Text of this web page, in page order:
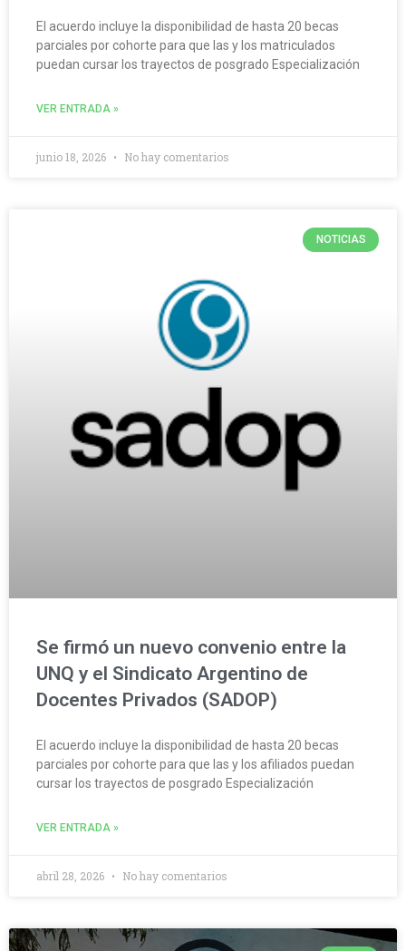
El acuerdo incluye la disponibilidad de hasta 20 becas
parciales por cohorte para que las y los matriculados
puedan cursar los trayectos de posgrado Especialización
VER ENTRADA »
junio 18, 2026 No hay comentarios
NOTICIAS
Se firmó un nuevo convenio entre la
UNQ y el Sindicato Argentino de
Docentes Privados (SADOP)
El acuerdo incluye la disponibilidad de hasta 20 becas
parciales por cohorte para que las y los afiliados puedan
cursar los trayectos de posgrado Especialización
VER ENTRADA »
abril 28, 2026 No hay comentarios